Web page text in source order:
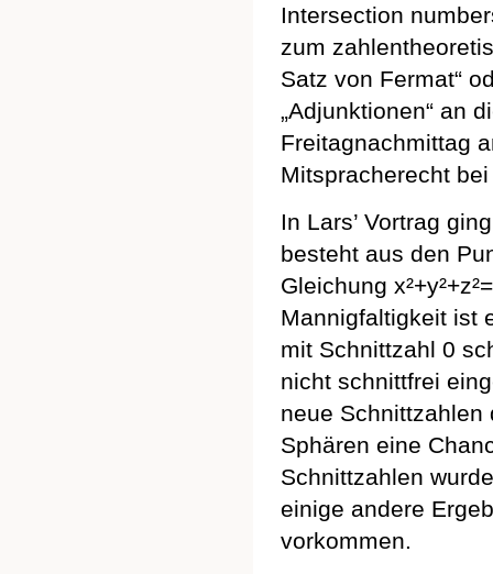
Intersection
zum
Satz von Fermat“
„Adjunktionen“ an
Freitagnachmittag
Mitspracherecht
In Lars’ Vortrag
besteht aus den
Gleichung
Mannigfaltigkeit ist
mit Schnittzahl 0
nicht schnittfrei
neue Schnittzahlen
Sphären eine
Schnittzahlen
einige andere
vorkommen.